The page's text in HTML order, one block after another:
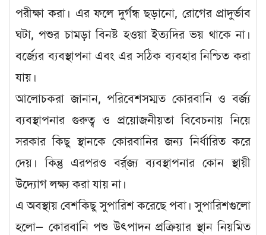
পরীক্ষা করা। এর ফলে দুর্গন্ধ ছড়ানো, রোগের প্রাদুর্ভাব
ঘটা, পশুর চামড়া বিনষ্ট হওয়া ইত্যদির ভয় থাকে না।
বর্জ্যের ব্যবস্থাপনা এবং এর সঠিক ব্যবহার নিশ্চিত করা
যায়।
আলোচকরা জানান, পরিবেশসম্মত কোরবানি ও বর্জ্য
ব্যবস্থাপনার গুরুত্ব ও প্রয়োজনীয়তা বিবেচনায় নিয়ে
সরকার কিছু স্থানকে কোরবানির জন্য নির্ধারিত করে
দেয়। কিন্তু এরপরও বর্র্জ্য ব্যবস্থাপনার কোন স্থায়ী
উদ্যোগ লক্ষ্য করা যায় না।
এ অবস্থায় বেশকিছু সুপারিশ করেছে পবা। সুপারিশগুলো
হলো— কোরবানি পশু উৎপাদন প্রক্রিয়ার স্থান নিয়মিত